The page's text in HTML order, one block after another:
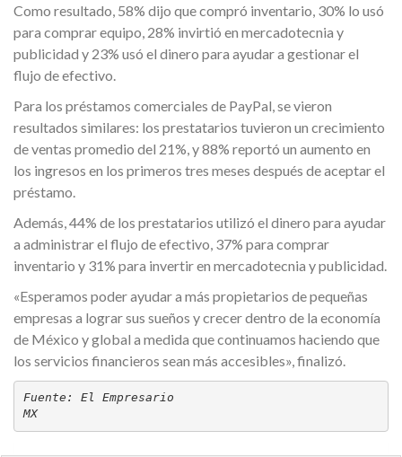
Como resultado, 58% dijo que compró inventario, 30% lo usó
para comprar equipo, 28% invirtió en mercadotecnia y
publicidad y 23% usó el dinero para ayudar a gestionar el
flujo de efectivo.
Para los préstamos comerciales de PayPal, se vieron
resultados similares: los prestatarios tuvieron un crecimiento
de ventas promedio del 21%, y 88% reportó un aumento en
los ingresos en los primeros tres meses después de aceptar el
préstamo.
Además, 44% de los prestatarios utilizó el dinero para ayudar
a administrar el flujo de efectivo, 37% para comprar
inventario y 31% para invertir en mercadotecnia y publicidad.
«Esperamos poder ayudar a más propietarios de pequeñas
empresas a lograr sus sueños y crecer dentro de la economía
de México y global a medida que continuamos haciendo que
los servicios financieros sean más accesibles», finalizó.
Fuente: El Empresario
MX